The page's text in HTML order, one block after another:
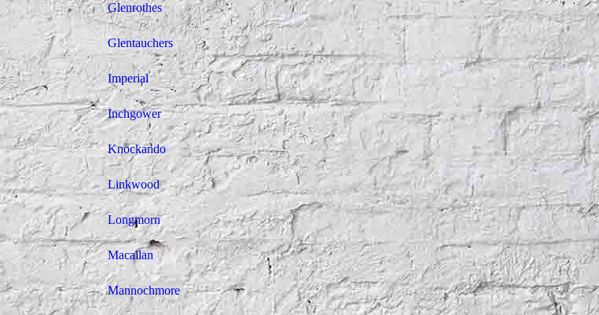
Glenrothes
Glentauchers
Imperial
Inchgower
Knockando
Linkwood
Longmorn
Macallan
Mannochmore